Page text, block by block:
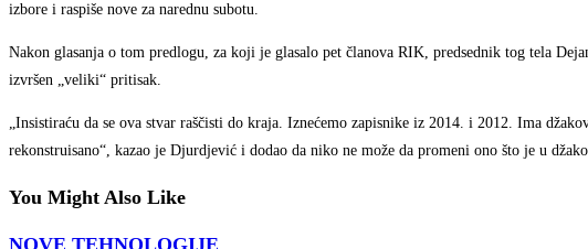
izbore i raspiše nove za narednu subotu.
Nakon glasanja o tom predlogu, za koji je glasalo pet članova RIK, predsednik tog tela
izvršen „veliki“ pritisak.
„Insistiraću da se ova stvar raščisti do kraja. Iznećemo zapisnike iz 2014. i 2012. Ima
rekonstruisano“, kazao je Djurdjević i dodao da niko ne može da promeni ono što je u
You Might Also Like